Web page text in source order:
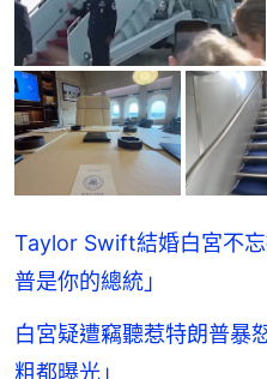
Taylor Swift結婚白宮不
普是你的總統」
白宮疑遭竊聽惹特朗普
粗都曝光」